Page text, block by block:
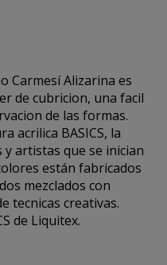
Carmesí Alizarina es
de cubricion, una facil
de las formas.
acrilica BASICS, la
artistas que se inician
están fabricados
mezclados con
tecnicas creativas.
de Liquitex.